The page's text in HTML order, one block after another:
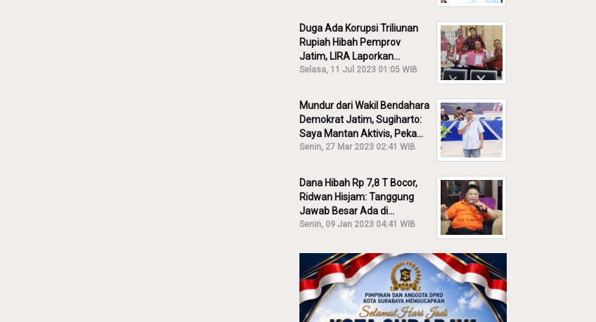
Duga Ada Korupsi Triliunan
Rupiah Hibah Pemprov
Jatim, LIRA Laporkan
Khofifah ke KPK: Dia Harus
Selasa, 11 Jul 2023 01:05 WIB
Mundur dari Wakil Bendahara
Demokrat Jatim, Sugiharto:
Saya Mantan Aktivis, Peka
Sekali Kalau Ada yang
Senin, 27 Mar 2023 02:41 WIB
Dana Hibah Rp 7,8 T Bocor,
Ridwan Hisjam: Tanggung
Jawab Besar Ada di
Pemprov, Bukan DPRD Jatim!
Senin, 09 Jan 2023 04:41 WIB